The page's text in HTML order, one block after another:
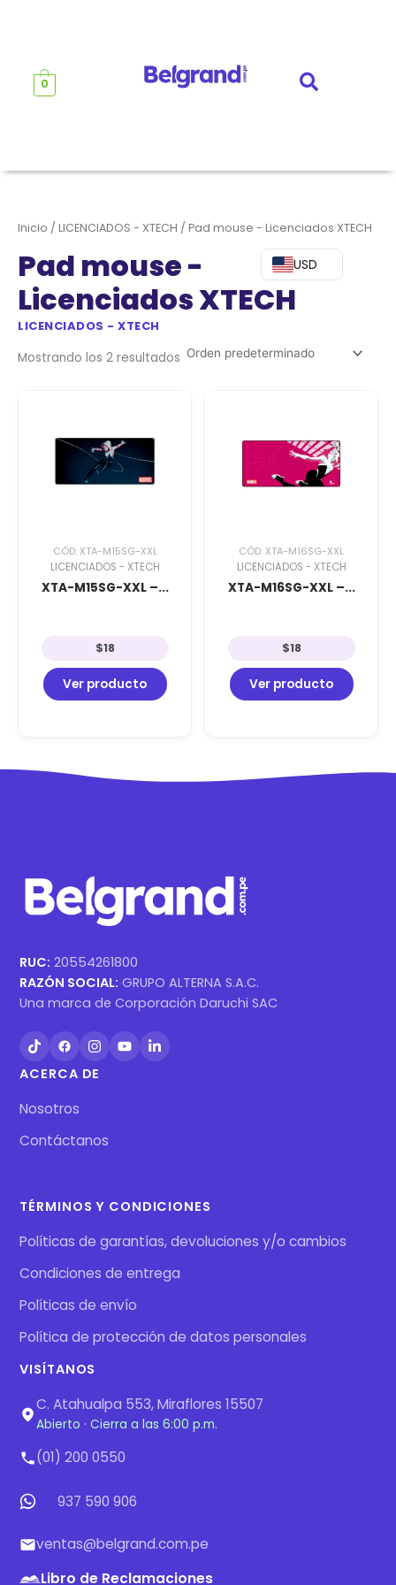
0
USD
Inicio / LICENCIADOS - XTECH / Pad mouse - Licenciados XTECH
Pad mouse -
Licenciados XTECH
LICENCIADOS - XTECH
Mostrando los 2 resultados
CÓD: XTA-M15SG-XXL
LICENCIADOS - XTECH
XTA-M15SG-XXL –...
$18
Ver producto
CÓD: XTA-M16SG-XXL
LICENCIADOS - XTECH
XTA-M16SG-XXL –...
$18
Ver producto
RUC: 20554261800
RAZÓN SOCIAL: GRUPO ALTERNA S.A.C.
Una marca de Corporación Daruchi SAC
ACERCA DE
Nosotros
Contáctanos
TÉRMINOS Y CONDICIONES
Políticas de garantías, devoluciones y/o cambios
Condiciones de entrega
Políticas de envío
Política de protección de datos personales
VISÍTANOS
C. Atahualpa 553, Miraflores 15507
Abierto · Cierra a las 6:00 p.m.
(01) 200 0550
937 590 906
ventas@belgrand.com.pe
Libro de Reclamaciones